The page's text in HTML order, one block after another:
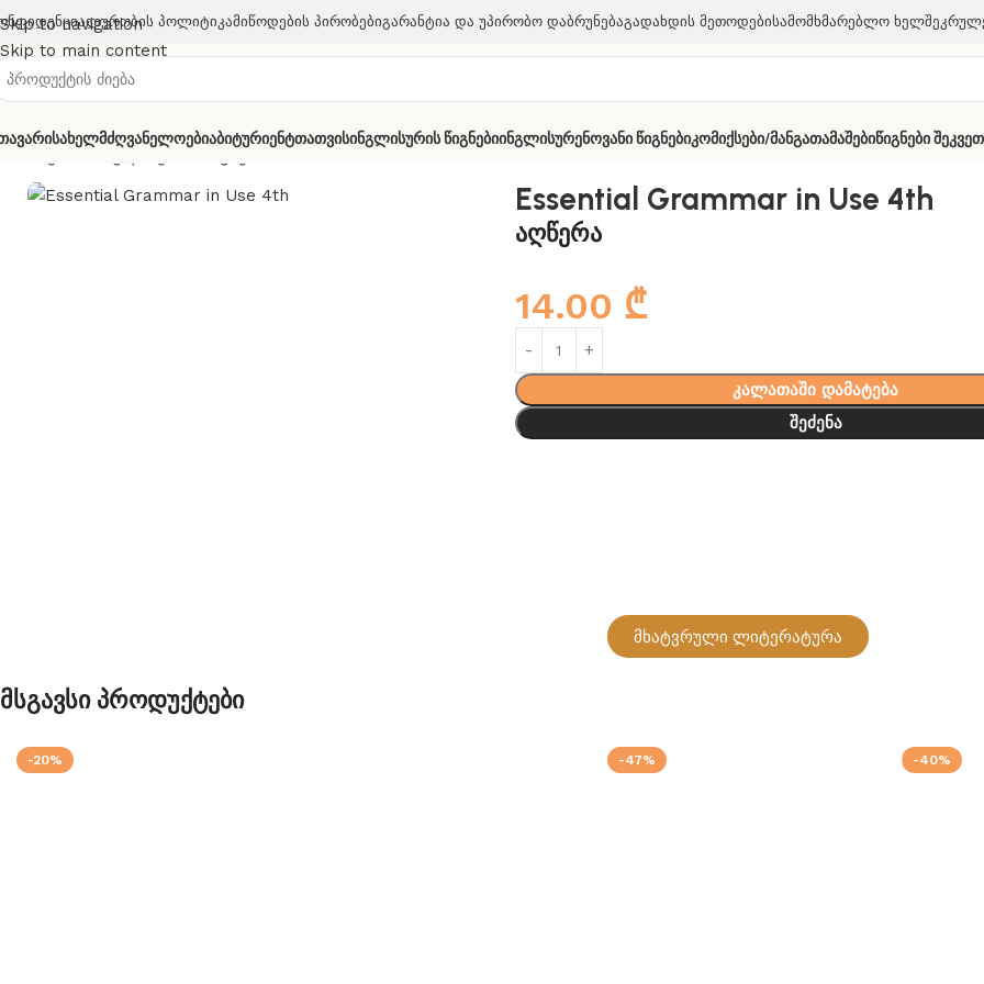
Skip to navigation
Skip to main content
ᲞოლიტიკაᲛიწოდების ᲞირობებიᲒარანტია Და Უპირობო ᲓაბრუნებაᲒადახდის ᲛეთოდებიᲡამომხმარებლო
ᲡახელმძღვანელოებიᲐბიტურიენტთათვისᲘნგლისურის ᲬიგნებიᲘნგლისურენოვანი ᲬიგნებიᲙომიქსები/მანგაᲗამაშებიᲬიგნები
Essential Grammar in Use 4th
აღწერა
14.00 ₾
კალათაში დამატება
შეძენა
მხატვრული ლიტერატურა
Მსგავსი Პროდუქტები
-20% -47% -40%